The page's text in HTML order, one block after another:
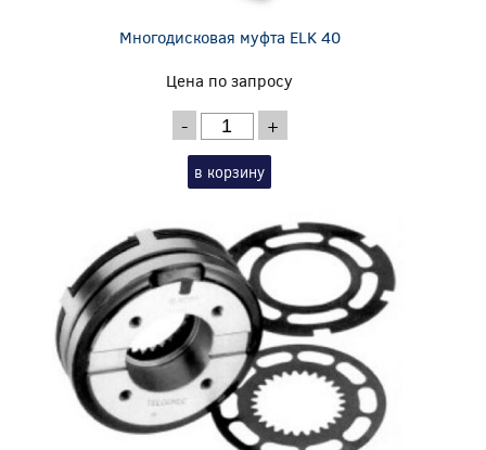
Многодисковая муфта ELK 40
Цена по запросу
- +
в корзину